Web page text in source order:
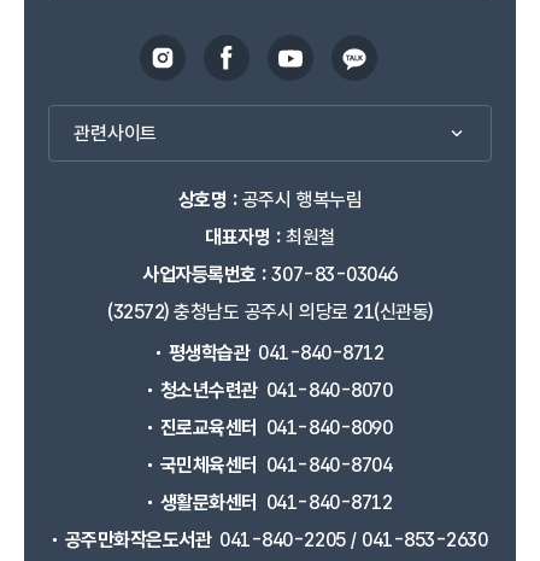
관련사이트
상호명 :공주시 행복누림
대표자명 :최원철
사업자등록번호 :307-83-03046
(32572) 충청남도 공주시 의당로 21(신관동)
평생학습관 041-840-8712
청소년수련관 041-840-8070
진로교육센터
041-840-8090
국민체육센터
041-840-8704
생활문화센터
041-840-8712
공주만화작은도서관 041-840-2205 / 041-853-2630